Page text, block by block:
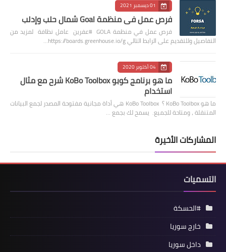
01 ديسمبر 2021
فرص عمل في منظمة Goal شمال حلب وإدلب
فرص عمل في منظمة GOLA #عفرين عامل نظافة لمزيد من
التفاصيل وللتقديم على الرابط التالي https://boards.greenhouse.io/g…
04 أكتوبر 2020
ما هو برنامج كوبو KoBo Toolbox شرح مع مثال
استخدام
ما هو KoBo Toolbox ؟ KoBo Toolbox هي أداة مجانية مفتوحة المصدر لجمع البيانات
المتنقلة ، ومتاحة للجميع. يسمح لك بجمع …
المشاركات الأخيرة
التسميات
#الحسكة
خارج سوريا
داخل سوريا